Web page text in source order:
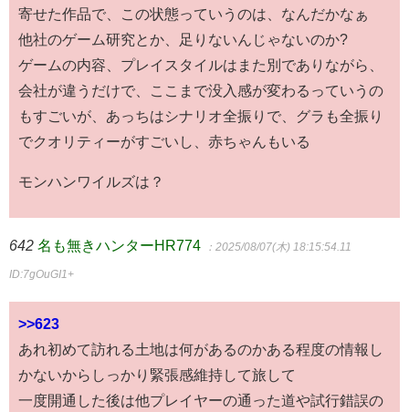
寄せた作品で、この状態っていうのは、なんだかなぁ
他社のゲーム研究とか、足りないんじゃないのか?
ゲームの内容、プレイスタイルはまた別でありながら、
会社が違うだけで、ここまで没入感が変わるっていうの
もすごいが、あっちはシナリオ全振りで、グラも全振り
でクオリティーがすごいし、赤ちゃんもいる
モンハンワイルズは？
642 名も無きハンターHR774 ：2025/08/07(木) 18:15:54.11
ID:7gOuGI1+
>>623
あれ初めて訪れる土地は何があるのかある程度の情報し
かないからしっかり緊張感維持して旅して
一度開通した後は他プレイヤーの通った道や試行錯誤の